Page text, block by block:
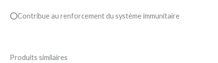
⭕Contribue au renforcement du système immunitaire
Produits similaires